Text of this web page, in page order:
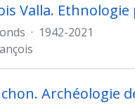
Valla.
· 1942-2021
Archéologie